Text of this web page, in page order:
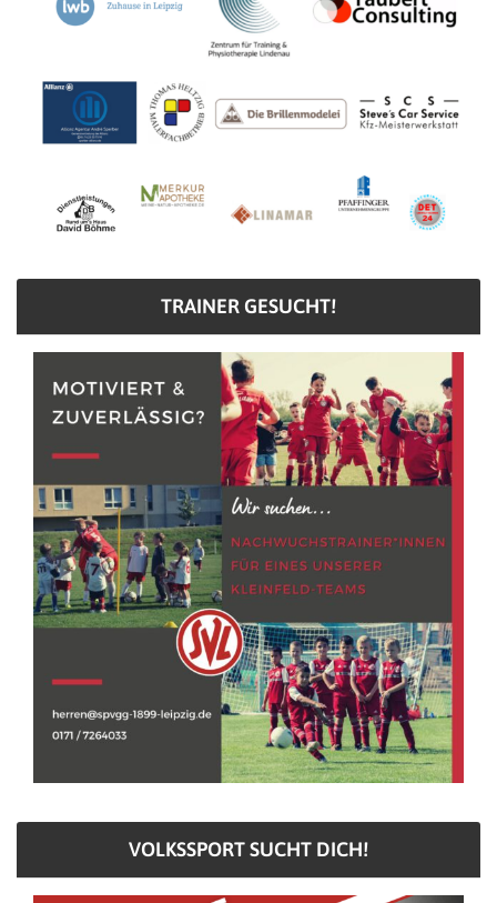
TRAINER GESUCHT!
VOLKSSPORT SUCHT DICH!